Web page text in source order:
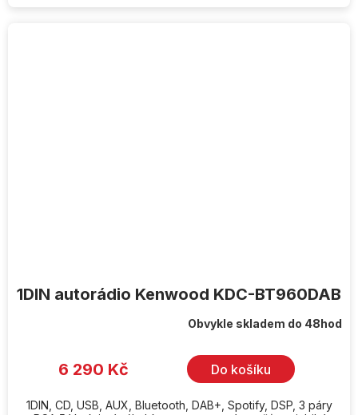
1DIN autorádio Kenwood KDC-BT960DAB
Obvykle skladem do 48hod
6 290 Kč Do košíku
1DIN, CD, USB, AUX, Bluetooth, DAB+, Spotify, DSP, 3 páry